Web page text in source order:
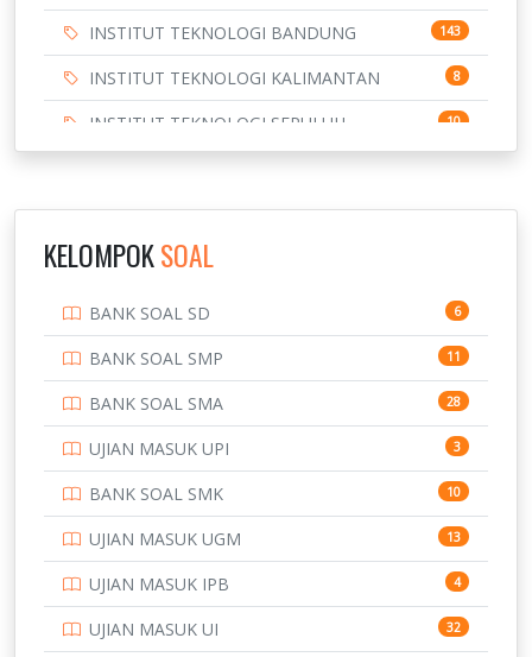
INSTITUT TEKNOLOGI BANDUNG 143
INSTITUT TEKNOLOGI KALIMANTAN 8
INSTITUT TEKNOLOGI SEPULUH
NOVEMBER
10
3
169
7
PTDI STTD 4
133
SMA 146
SMK 231
SMP 134
KELOMPOKSOAL
BANK SOAL SD 6
BANK SOAL SMP 11
BANK SOAL SMA 28
UJIAN MASUK UPI 3
BANK SOAL SMK 10
UJIAN MASUK UGM 13
UJIAN MASUK IPB 4
UJIAN MASUK UI 32